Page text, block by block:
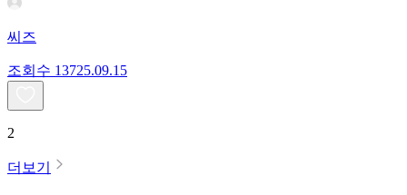
씨즈
조회수 13725.09.15
2
더보기